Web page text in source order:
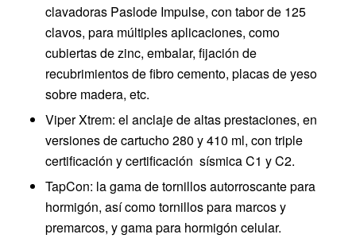
clavadoras Paslode Impulse, con tabor de 125
clavos, para múltiples aplicaciones, como
cubiertas de zinc, embalar, fijación de
recubrimientos de fibro cemento, placas de yeso
sobre madera, etc.
Viper Xtrem: el anclaje de altas prestaciones, en
versiones de cartucho 280 y 410 ml, con triple
certificación y certificación sísmica C1 y C2.
TapCon: la gama de tornillos autorroscante para
hormigón, así como tornillos para marcos y
premarcos, y gama para hormigón celular.